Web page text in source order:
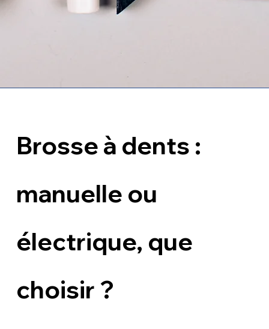
Brosse à dents :
manuelle ou
électrique, que
choisir ?